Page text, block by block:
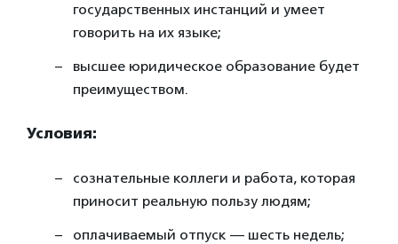
государственных инстанций и умеет
говорить на их языке;
высшее юридическое образование будет
преимуществом.
Условия:
сознательные коллеги и работа, которая
приносит реальную пользу людям;
оплачиваемый отпуск — шесть недель;